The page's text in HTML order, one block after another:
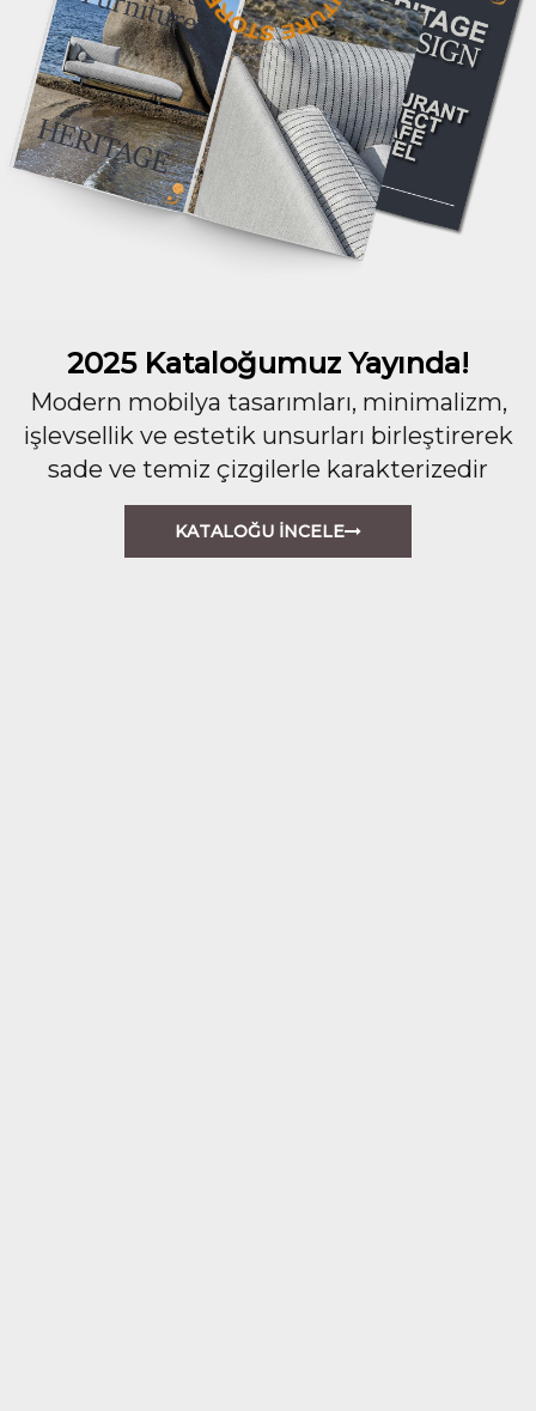
2025 Kataloğumuz Yayında!
Modern mobilya tasarımları, minimalizm,
işlevsellik ve estetik unsurları birleştirerek
sade ve temiz çizgilerle karakterizedir
KATALOĞU İNCELE